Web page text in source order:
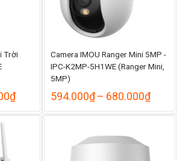
Trời
₫Khoảng
từ
Camera IMOU Ranger Mini 5MP -
IPC-K2MP-5H1WE (Ranger Mini,
5MP)
594.000₫– 680.000₫
từ